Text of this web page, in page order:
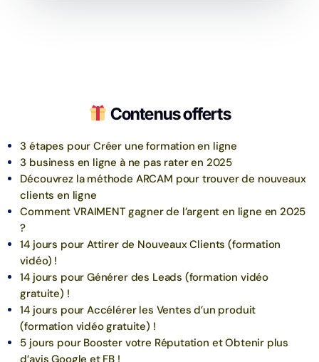
Contenus offerts
3 étapes pour Créer une formation en ligne
3 business en ligne à ne pas rater en 2025
Découvrez la méthode ARCAM pour trouver de nouveaux
clients en ligne
Comment VRAIMENT gagner de l’argent en ligne en 2025
?
14 jours pour Attirer de Nouveaux Clients (formation
vidéo) !
14 jours pour Générer des Leads (formation vidéo
gratuite) !
14 jours pour Accélérer les Ventes d’un produit
(formation vidéo gratuite) !
5 jours pour Booster votre Réputation et Obtenir plus
d’avis Google et FB !